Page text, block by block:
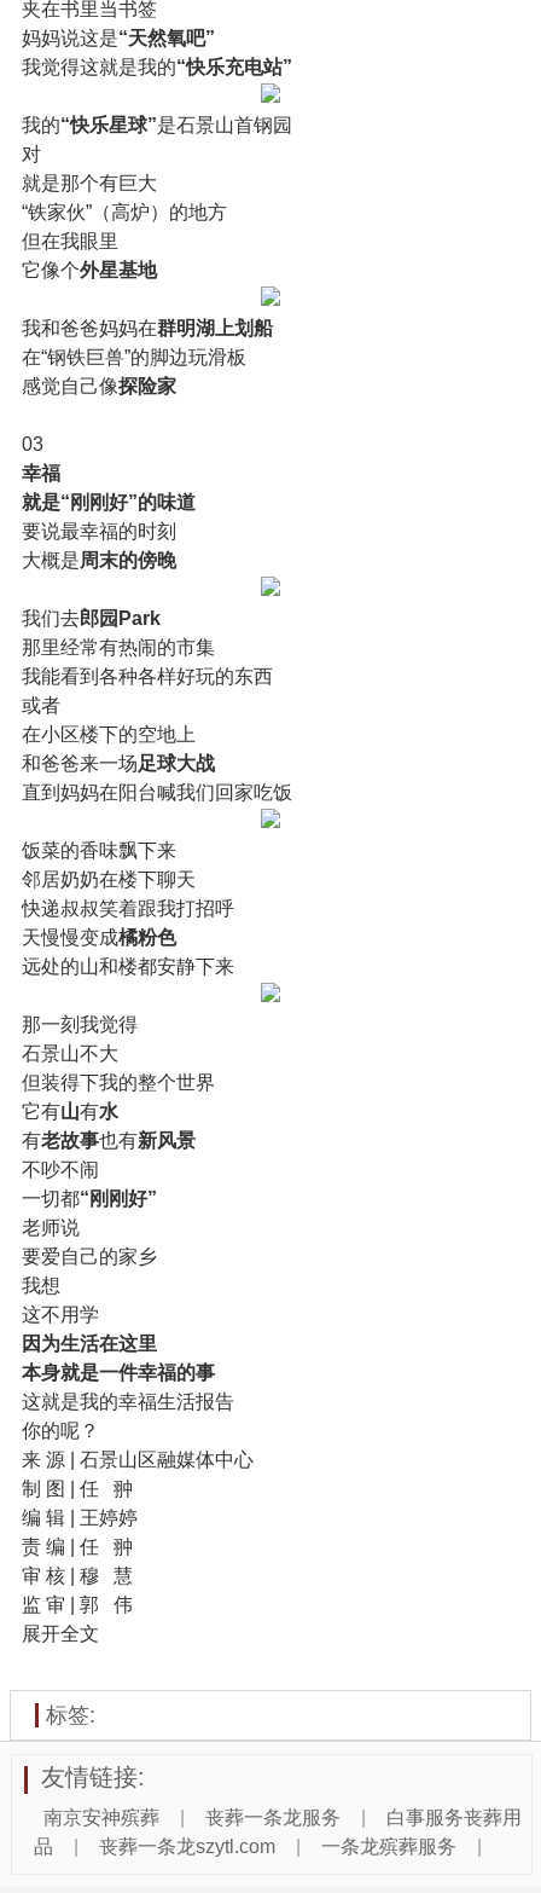
夹在书里当书签
妈妈说这是“天然氧吧”
我觉得这就是我的“快乐充电站”
我的“快乐星球”是石景山首钢园
对
就是那个有巨大
“铁家伙”（高炉）的地方
但在我眼里
它像个外星基地
我和爸爸妈妈在群明湖上划船
在“钢铁巨兽”的脚边玩滑板
感觉自己像探险家
03
幸福
就是“刚刚好”的味道
要说最幸福的时刻
大概是周末的傍晚
我们去郎园Park
那里经常有热闹的市集
我能看到各种各样好玩的东西
或者
在小区楼下的空地上
和爸爸来一场足球大战
直到妈妈在阳台喊我们回家吃饭
饭菜的香味飘下来
邻居奶奶在楼下聊天
快递叔叔笑着跟我打招呼
天慢慢变成橘粉色
远处的山和楼都安静下来
那一刻我觉得
石景山不大
但装得下我的整个世界
它有山有水
有老故事也有新风景
不吵不闹
一切都“刚刚好”
老师说
要爱自己的家乡
我想
这不用学
因为生活在这里
本身就是一件幸福的事
这就是我的幸福生活报告
你的呢？
来 源 | 石景山区融媒体中心
制 图 | 任 翀
编 辑 | 王婷婷
责 编 | 任 翀
审 核 | 穆 慧
监 审 | 郭 伟
展开全文
标签:
友情链接:
南京安神殡葬 丧葬一条龙服务
白事服务丧葬用
品
丧葬一条龙szytl.com 一条龙殡葬服务